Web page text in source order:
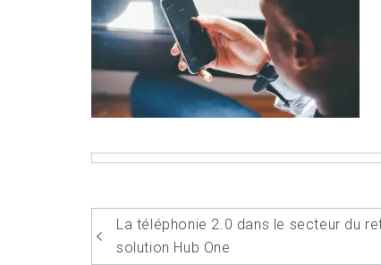
Navigation
de
La téléphonie 2.0 dans le secteur du
solution Hub One